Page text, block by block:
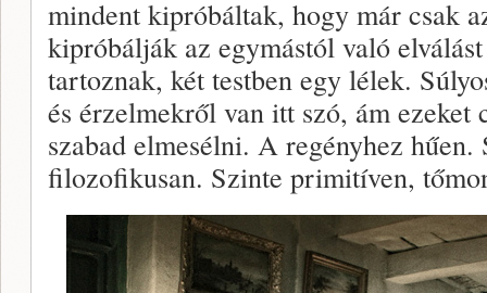
mindent kipróbáltak, hogy már csak
kipróbálják az egymástól való
tartoznak, két testben egy lélek.
és érzelmekről van itt szó, ám ezeket
szabad elmesélni. A regényhez
filozofikusan. Szinte primitíven,